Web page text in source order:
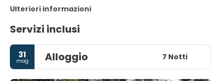
Ulteriori informazioni
Servizi inclusi
31
mag Alloggio 7 Notti